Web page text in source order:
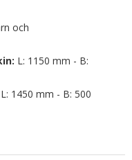
och
L: 1150 mm - B:
L: 1450 mm - B: 500